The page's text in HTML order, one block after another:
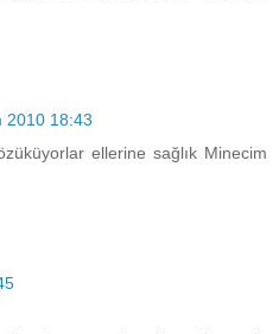
2010 18:43
ellerine sağlık Minecim